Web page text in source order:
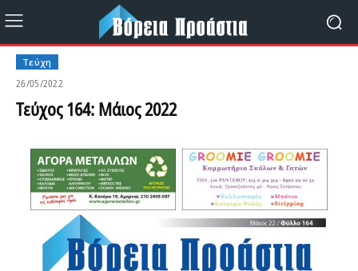
Τεύχη
26/05/2022
Τεύχος 164: Μάιος 2022